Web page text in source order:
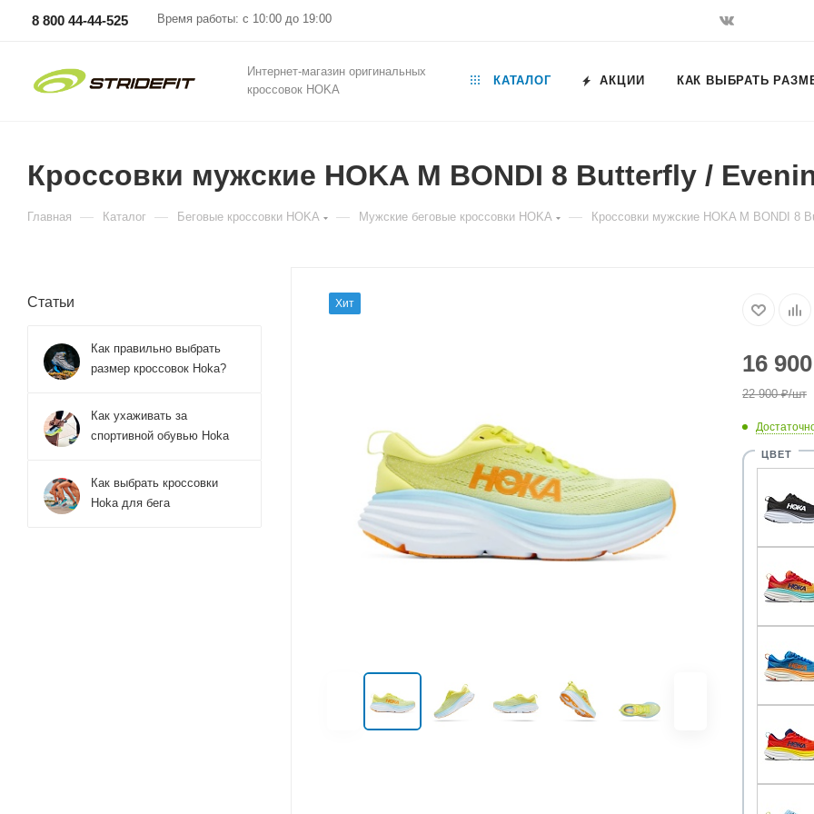
8 800 44-44-525 Время работы: с 10:00 до 19:00
Интернет-магазин оригинальных
кроссовок HOKA
КАТАЛОГ АКЦИИ КАК ВЫБРАТЬ
Кроссовки мужские HOKA M BONDI 8 Butterfly /
Главная — Каталог — Беговые кроссовки HOKA — Мужские беговые кроссовки HOKA — Кроссовки мужские HOKA M BONDI 8
Хит
16 900
22 900₽/шт
Статьи
Как правильно выбрать
размер кроссовок Hoka?
Как ухаживать за
спортивной обувью Hoka
Как выбрать кроссовки
Hoka для бега